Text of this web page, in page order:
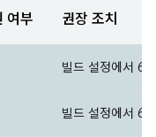
여부 권장 조치
빌드 설정에서 64
빌드 설정에서 64